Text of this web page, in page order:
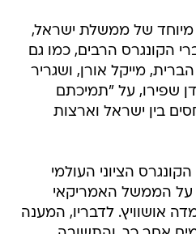
מיוחד של ממשלת ישראל,
הקונגרס הרבים, כמו גם
מייקל אורן, ושגריר
שפירו, על "תמיכתם
בין ישראל וארצות
הציוני העולמי
שלחץ על הממשל האמריקאי
אושוויץ. לדבריו, המענה